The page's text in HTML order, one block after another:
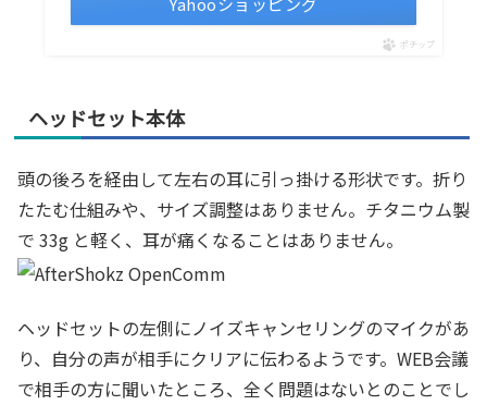
ポチップ
ヘッドセット本体
頭の後ろを経由して左右の耳に引っ掛ける形状です。折り
たたむ仕組みや、サイズ調整はありません。チタニウム製
で 33g と軽く、耳が痛くなることはありません。
ヘッドセットの左側にノイズキャンセリングのマイクがあ
り、自分の声が相手にクリアに伝わるようです。WEB会議
で相手の方に聞いたところ、全く問題はないとのことでし